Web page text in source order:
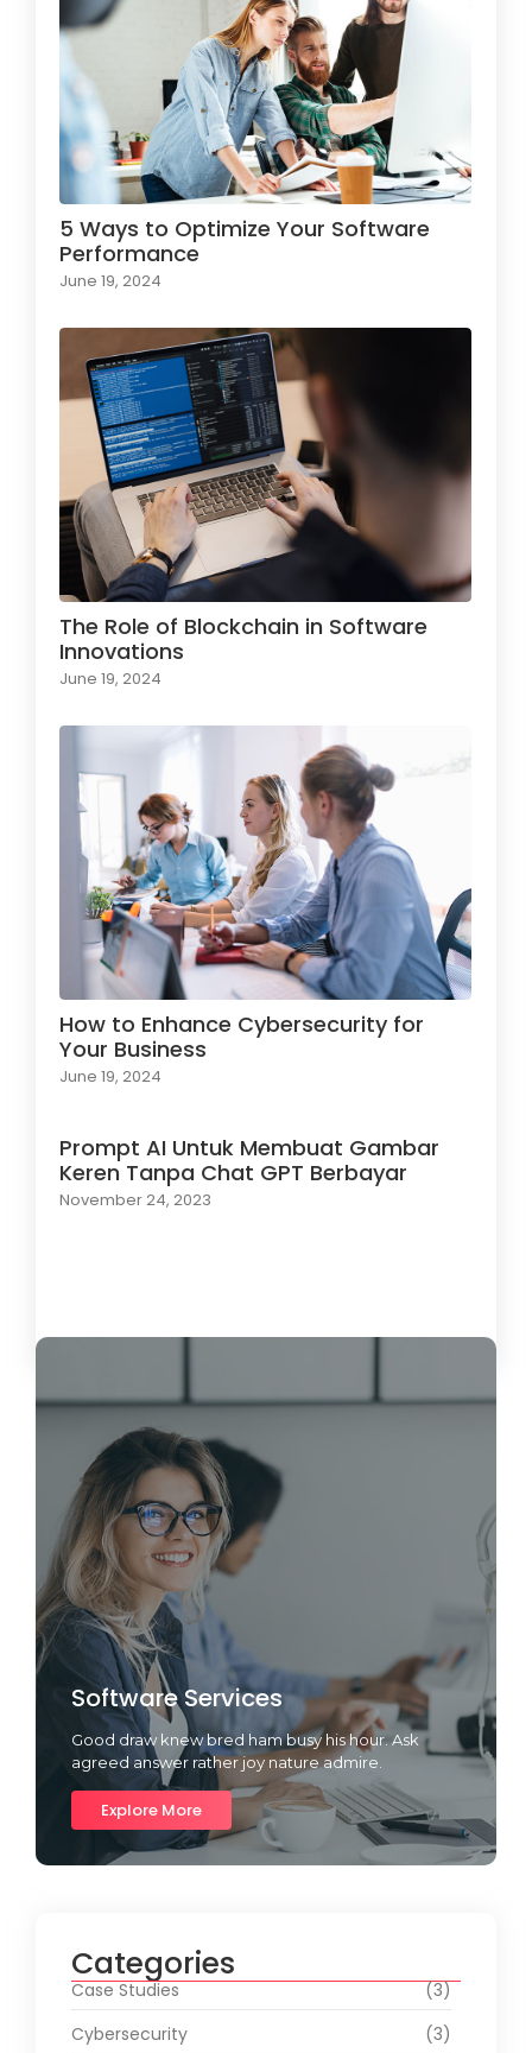
5 Ways to Optimize Your Software
Performance
June 19, 2024
The Role of Blockchain in Software
Innovations
June 19, 2024
How to Enhance Cybersecurity for
Your Business
June 19, 2024
Prompt AI Untuk Membuat Gambar
Keren Tanpa Chat GPT Berbayar
November 24, 2023
Software Services
Good draw knew bred ham busy his hour. Ask
agreed answer rather joy nature admire.
Explore More
Categories
Case Studies
(3)
Cybersecurity
(3)